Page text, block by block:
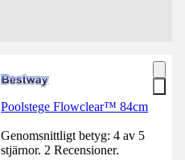
Poolstege Flowclear™ 84cm
Genomsnittligt betyg: 4 av 5
stjärnor. 2 Recensioner.